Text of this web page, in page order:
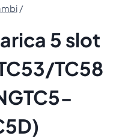
/
5 slot
TC58